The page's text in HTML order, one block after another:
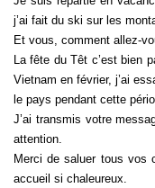
j’ai fait du ski sur les
Et vous, comment allez-
La fête du Têt c’est bien
Vietnam en février, j’ai
le pays pendant cette
J’ai transmis votre
attention.
Merci de saluer tous vos
accueil si chaleureux.